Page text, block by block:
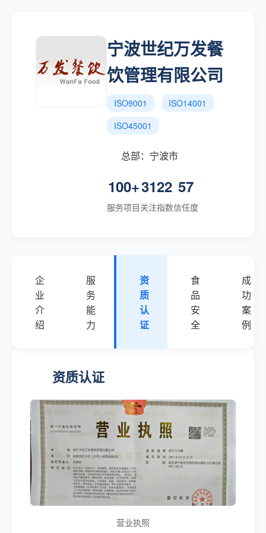
宁波世纪万发餐
饮管理有限公司
ISO9001
ISO14001
ISO45001
总部：宁波市
100+
服务项目
3122
关注指数
57
信任度
企
业
介
绍
服
务
能
力
资
质
认
证
食
品
安
全
成
功
案
例
资质认证
营业执照